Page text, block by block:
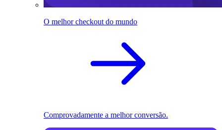
O melhor checkout do mundo
Comprovadamente a melhor conversão.